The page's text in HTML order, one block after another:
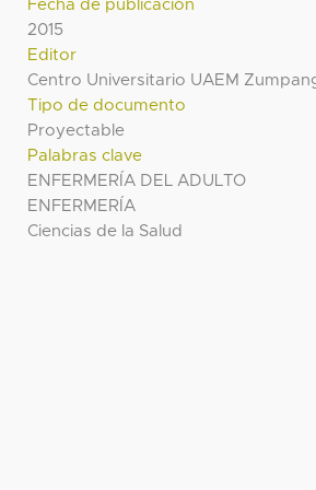
Fecha de publicación
2015
Editor
Centro Universitario UAEM
Tipo de documento
Proyectable
Palabras clave
ENFERMERÍA DEL ADULTO
ENFERMERÍA
Ciencias de la Salud